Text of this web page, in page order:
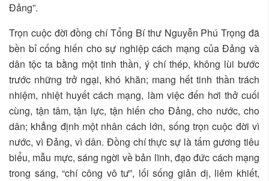
Đảng”.
Trọn cuộc đời đồng chí Tổng Bí thư Nguyễn Phú Trọng đã
bền bỉ cống hiến cho sự nghiệp cách mạng của Đảng và
dân tộc ta bằng một tinh thần, ý chí thép, không lùi bước
trước những trở ngại, khó khăn; mang hết tinh thần trách
nhiệm, nhiệt huyết cách mạng, làm việc đến hơi thở cuối
cùng, tận tâm, tận lực, tận hiến cho Đảng, cho nước, cho
dân; khẳng định một nhân cách lớn, sống trọn cuộc đời vì
nước, vì Đảng, vì dân. Đồng chí thực sự là tấm gương tiêu
biểu, mẫu mực, sáng ngời về bản lĩnh, đạo đức cách mạng
trong sáng, “chí công vô tư”, lối sống giản dị, liêm khiết,